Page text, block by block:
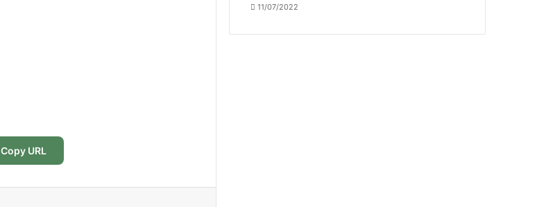
Copy URL
11/07/2022